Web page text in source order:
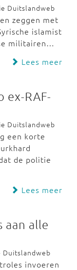
Duitslandweb
zeggen met
islamist
militairen…
Lees meer
ex-RAF-
Duitslandweb
een korte
de politie
Lees meer
alle
Duitslandweb
invoeren